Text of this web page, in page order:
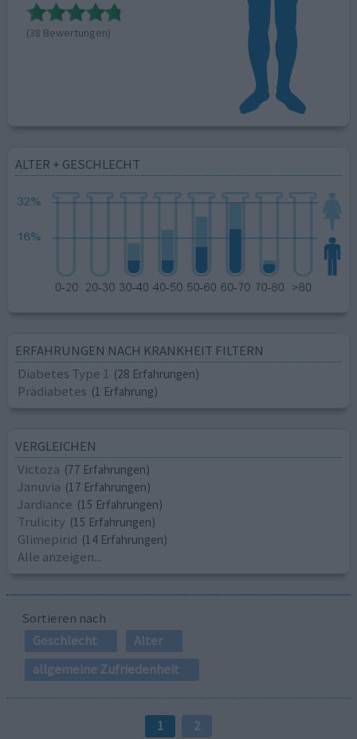
(38 Bewertungen)
ALTER + GESCHLECHT
ERFAHRUNGEN NACH KRANKHEIT FILTERN
Diabetes Type 1 (28 Erfahrungen)
Prädiabetes (1 Erfahrung)
VERGLEICHEN
Victoza (77 Erfahrungen)
Januvia (17 Erfahrungen)
Jardiance (15 Erfahrungen)
Trulicity (15 Erfahrungen)
Glimepirid (14 Erfahrungen)
Alle anzeigen...
Sortieren nach
Geschlecht
Alter
allgemeine Zufriedenheit
1 2